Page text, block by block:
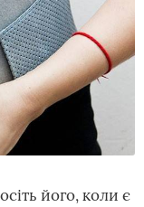
його, коли є